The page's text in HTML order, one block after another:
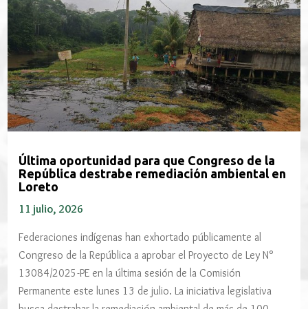
Última oportunidad para que Congreso de la
República destrabe remediación ambiental en
Loreto
11 julio, 2026
Federaciones indígenas han exhortado públicamente al
Congreso de la República a aprobar el Proyecto de Ley N°
13084/2025-PE en la última sesión de la Comisión
Permanente este lunes 13 de julio. La iniciativa legislativa